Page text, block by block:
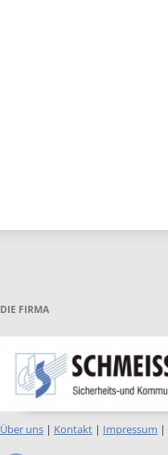
DIE FIRMA
Über uns | Kontakt | Impressum |